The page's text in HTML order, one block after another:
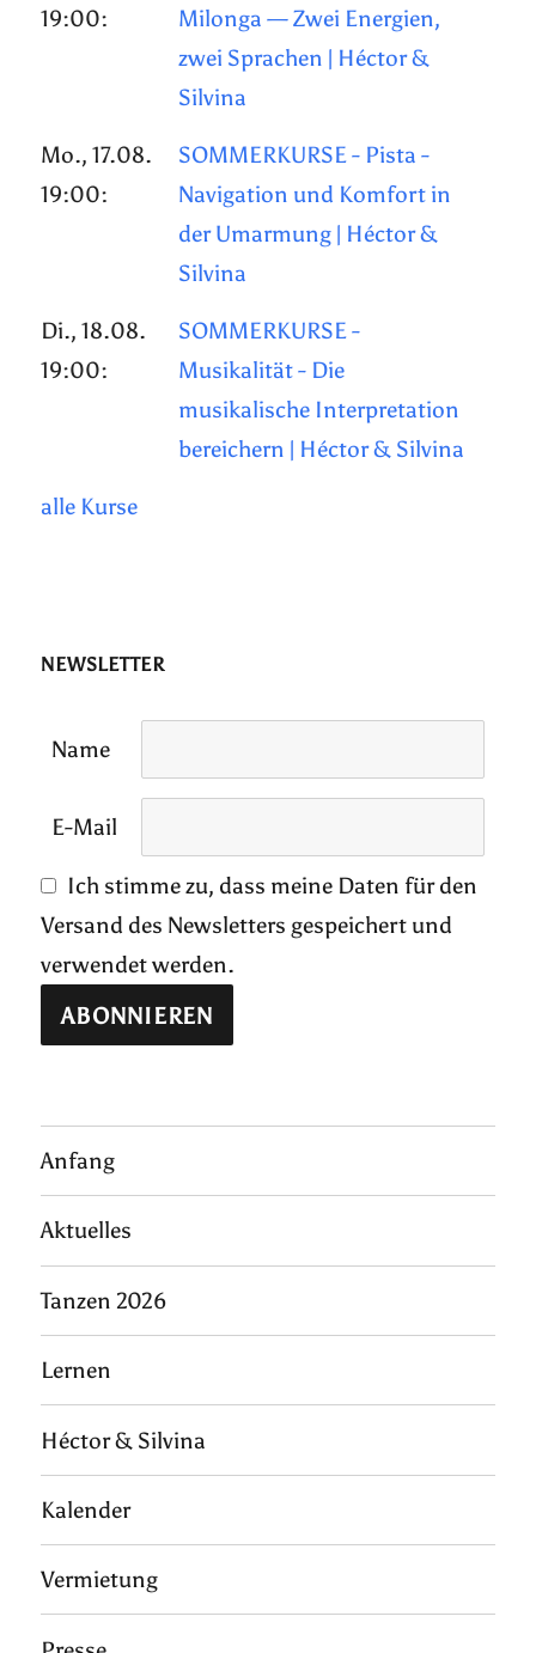
19:00:
Milonga — Zwei Energien,
zwei Sprachen | Héctor &
Silvina
Mo., 17.08.
19:00:
SOMMERKURSE - Pista -
Navigation und Komfort in
der Umarmung | Héctor &
Silvina
Di., 18.08.
19:00:
SOMMERKURSE -
Musikalität - Die
musikalische Interpretation
bereichern | Héctor & Silvina
alle Kurse
NEWSLETTER
Name
E-Mail
Ich stimme zu, dass meine Daten für den
Versand des Newsletters gespeichert und
verwendet werden.
Anfang
Aktuelles
Tanzen 2026
Lernen
Héctor & Silvina
Kalender
Vermietung